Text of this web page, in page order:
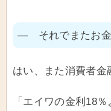
― それでまたお金
はい、また消費者金
「エイワの金利18